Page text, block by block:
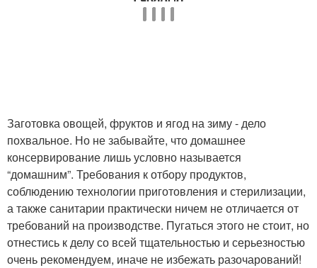
Заготовка овощей, фруктов и ягод на зиму - дело
похвальное. Но не забывайте, что домашнее
консервирование лишь условно называется
“домашним”. Требования к отбору продуктов,
соблюдению технологии приготовления и стерилизации,
а также санитарии практически ничем не отличается от
требований на производстве. Пугаться этого не стоит, но
отнестись к делу со всей тщательностью и серьезностью
очень рекомендуем, иначе не избежать разочарований!